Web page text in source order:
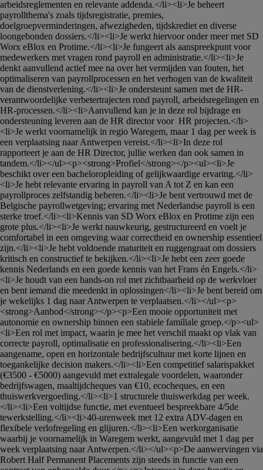
arbeidsreglementen en relevante addenda.</li><li>Je beheert
payrollthema's zoals tijdsregistratie, premies,
doelgroepverminderingen, afwezigheden, tijdskrediet en diverse
loongebonden dossiers.</li><li>Je werkt hiervoor onder meer met SD
Worx eBlox en Protime.</li><li>Je fungeert als aanspreekpunt voor
medewerkers met vragen rond payroll en administratie.</li><li>Je
denkt aanvullend actief mee na over het vermijden van fouten, het
optimaliseren van payrollprocessen en het verhogen van de kwaliteit
van de dienstverlening.</li><li>Je ondersteunt samen met de HR-
verantwoordelijke verbetertrajecten rond payroll, arbeidsregelingen en
HR-processen.</li><li>Aanvullend kan je in deze rol bijdrage en
ondersteuning leveren aan de HR director voor  HR projecten.</li>
<li>Je werkt voornamelijk in regio Waregem, maar 1 dag per week is
een verplaatsing naar Antwerpen vereist.</li><li>In deze rol
rapporteert je aan de HR Director, jullie werken dan ook samen in
tandem.</li></ul><p><strong>Profiel</strong></p><ul><li>Je
beschikt over een bacheloropleiding of gelijkwaardige ervaring.</li>
<li>Je hebt relevante ervaring in payroll van A tot Z en kan een
payrollproces zelfstandig beheren.</li><li>Je bent vertrouwd met de
Belgische payrollwetgeving; ervaring met Nederlandse payroll is een
sterke troef.</li><li>Kennis van SD Worx eBlox en Protime zijn een
grote plus.</li><li>Je werkt nauwkeurig, gestructureerd en voelt je
comfortabel in een omgeving waar correctheid en ownership essentieel
zijn.</li><li>Je hebt voldoende maturiteit en ruggengraat om dossiers
kritisch en constructief te bekijken.</li><li>Je hebt een zeer goede
kennis Nederlands en een goede kennis van het Frans én Engels.</li>
<li>Je houdt van een hands-on rol met zichtbaarheid op de werkvloer
en bent iemand die meedenkt in oplossingen</li><li>Je bent bereid om
je wekelijks 1 dag naar Antwerpen te verplaatsen.</li></ul><p>
<strong>Aanbod</strong></p><p>Een mooie opportuniteit met
autonomie en ownership binnen een stabiele familiale groep.</p><ul>
<li>Een rol met impact, waarin je mee het verschil maakt op vlak van
correcte payroll, optimalisatie en professionalisering.</li><li>Een
aangename, open en horizontale bedrijfscultuur met korte lijnen en
toegankelijke decision makers.</li><li>Een competitief salarispakket
(€3500 - €5000) aangevuld met extralegale voordelen, waaronder
bedrijfswagen, maaltijdcheques van €10, ecocheques, en een
thuiswerkvergoeding.</li><li>1 structurele thuiswerkdag per week.
</li><li>Een voltijdse functie, met eventueel bespreekbare 4/5de
tewerkstelling.</li><li>40-urenweek met 12 extra ADV-dagen en
flexibele verlofregeling en glijuren.</li><li>Een werkorganisatie
waarbij je voornamelijk in Waregem werkt, aangevuld met 1 dag per
week verplaatsing naar Antwerpen.</li></ul><p>De aanwervingen via
Robert Half Permanent Placements zijn steeds in functie van een